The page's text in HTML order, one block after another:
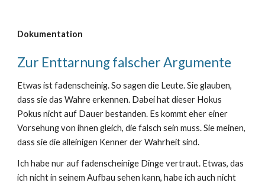
Dokumentation
Zur Enttarnung falscher Argumente
Etwas ist fadenscheinig. So sagen die Leute. Sie glauben,
dass sie das Wahre erkennen. Dabei hat dieser Hokus
Pokus nicht auf Dauer bestanden. Es kommt eher einer
Vorsehung von ihnen gleich, die falsch sein muss. Sie meinen,
dass sie die alleinigen Kenner der Wahrheit sind.
Ich habe nur auf fadenscheinige Dinge vertraut. Etwas, das
ich nicht in seinem Aufbausehen kann, habe ich auch nicht